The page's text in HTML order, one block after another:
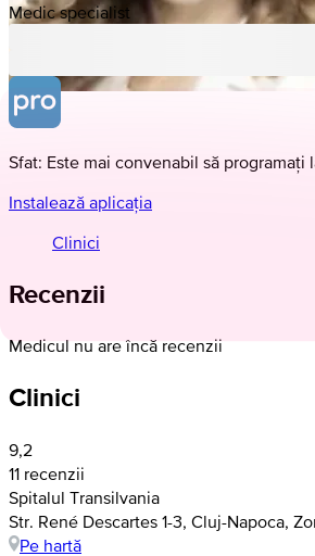
Medic specialist
Sfat: Este mai convenabil să
Instalează aplicația
Clinici
Recenzii
Medicul nu are încă recenzii
Clinici
9,2
11 recenzii
Spitalul Transilvania
Str. René Descartes 1-3, Cluj-Napoca,
Pe hartă